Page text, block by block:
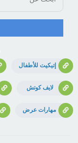
إتيكيت للأطفال
لايف كوتش
مهارات عرض